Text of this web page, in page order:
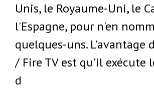
Unis, le Royaume-Uni, le
l'Espagne, pour n'en
quelques-uns. L'avantage
/ Fire TV est qu'il exécute
d